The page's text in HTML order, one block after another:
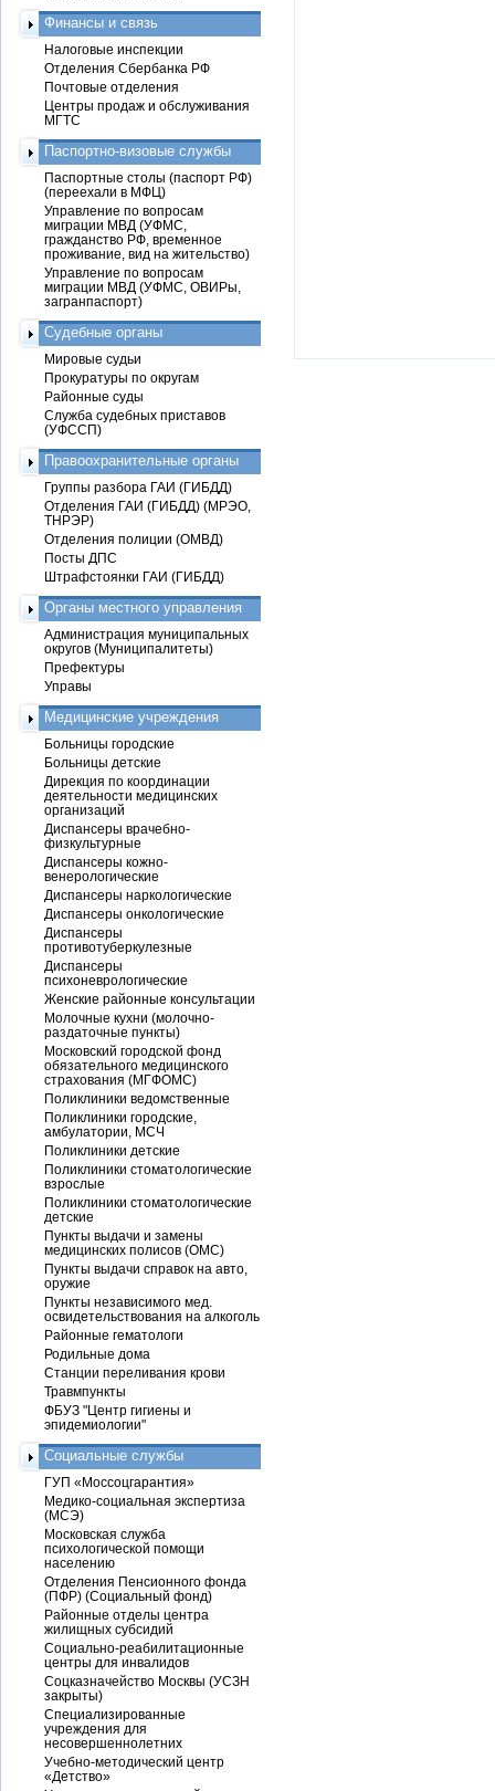
Финансы и связь
Налоговые инспекции
Отделения Сбербанка РФ
Почтовые отделения
Центры продаж и обслуживания
МГТС
Паспортно-визовые службы
Паспортные столы (паспорт РФ)
(переехали в МФЦ)
Управление по вопросам
миграции МВД (УФМС,
гражданство РФ, временное
проживание, вид на жительство)
Управление по вопросам
миграции МВД (УФМС, ОВИРы,
загранпаспорт)
Судебные органы
Мировые судьи
Прокуратуры по округам
Районные суды
Служба судебных приставов
(УФССП)
Правоохранительные органы
Группы разбора ГАИ (ГИБДД)
Отделения ГАИ (ГИБДД) (МРЭО,
ТНРЭР)
Отделения полиции (ОМВД)
Посты ДПС
Штрафстоянки ГАИ (ГИБДД)
Органы местного управления
Администрация муниципальных
округов (Муниципалитеты)
Префектуры
Управы
Медицинские учреждения
Больницы городские
Больницы детские
Дирекция по координации
деятельности медицинских
организаций
Диспансеры врачебно-
физкультурные
Диспансеры кожно-
венерологические
Диспансеры наркологические
Диспансеры онкологические
Диспансеры
противотуберкулезные
Диспансеры
психоневрологические
Женские районные консультации
Молочные кухни (молочно-
раздаточные пункты)
Московский городской фонд
обязательного медицинского
страхования (МГФОМС)
Поликлиники ведомственные
Поликлиники городские,
амбулатории, МСЧ
Поликлиники детские
Поликлиники стоматологические
взрослые
Поликлиники стоматологические
детские
Пункты выдачи и замены
медицинских полисов (ОМС)
Пункты выдачи справок на авто,
оружие
Пункты независимого мед.
освидетельствования на алкоголь
Районные гематологи
Родильные дома
Станции переливания крови
Травмпункты
ФБУЗ "Центр гигиены и
эпидемиологии"
Социальные службы
ГУП «Моссоцгарантия»
Медико-социальная экспертиза
(МСЭ)
Московская служба
психологической помощи
населению
Отделения Пенсионного фонда
(ПФР) (Социальный фонд)
Районные отделы центра
жилищных субсидий
Социально-реабилитационные
центры для инвалидов
Соцказначейство Москвы (УСЗН
закрыты)
Специализированные
учреждения для
несовершеннолетних
Учебно-методический центр
«Детство»